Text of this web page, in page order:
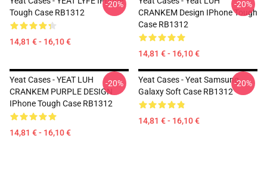
Tough Case RB1312
14,81 € - 16,10 €
-20%
CRANKEM Design IPhone Tough
Case RB1312
14,81 € - 16,10 €
-20%
Yeat Cases - YEAT LUH
CRANKEM PURPLE DESIGN
IPhone Tough Case RB1312
14,81 € - 16,10 €
-20%
Yeat Cases - Yeat Samsung
Galaxy Soft Case RB1312
14,81 € - 16,10 €
-20%